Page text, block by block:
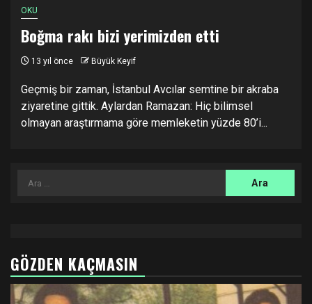
OKU
Boğma rakı bizi yerimizden etti
13 yıl önce Büyük Keyif
Geçmiş bir zaman, İstanbul Avcılar semtine bir akraba
ziyaretine gittik. Aylardan Ramazan: Hiç bilimsel
olmayan araştırmama göre memleketin yüzde 80’i...
Arama:
GÖZDEN KAÇMASIN